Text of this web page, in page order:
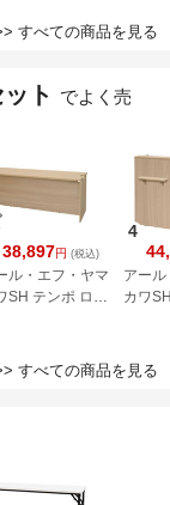
トブルー
すべての商品を見る
ト
でよく売
38,897円 (税込)
ル・エフ・ヤマ
SH テンポ ロー
RFTLC-1875OA
4
アー
カワ
11OA
すべての商品を見る